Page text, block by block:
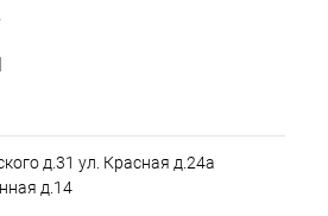
д.31 ул. Красная д.24а
д.14